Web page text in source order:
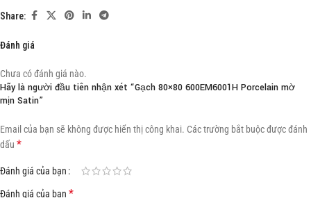
Share:
Đánh giá
Chưa có đánh giá nào.
Hãy là người đầu tiên nhận xét “Gạch 80×80 600EM6001H Porcelain mờ
mịn Satin”
Email của bạn sẽ không được hiển thị công khai. Các trường bắt buộc được đánh
dấu *
Đánh giá của bạn
Đánh giá của bạn *